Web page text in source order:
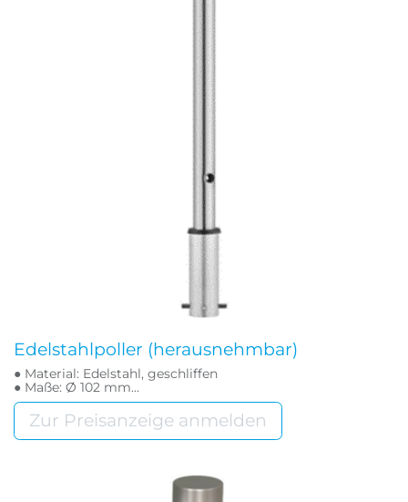
Edelstahlpoller (herausnehmbar)
● Material: Edelstahl, geschliffen
● Maße: Ø 102 mm
● Höhe über Flur: 900 mm
● inkl. Bodenhülse und Dreikantschloss
Zur Preisanzeige anmelden